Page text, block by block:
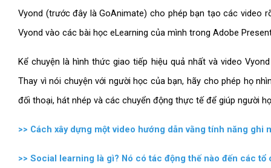
Vyond (trước đây là GoAnimate) cho phép bạn tạo các video
Vyond vào các bài học eLearning của mình trong Adobe
Kể chuyện là hình thức giao tiếp hiệu quả nhất và video
Thay vì nói chuyện với người học của bạn, hãy cho phép họ
đối thoại, hát nhép và các chuyển động thực tế để giúp người
>> Cách xây dựng một video hướng dẫn vằng tính năng ghi
>> Social learning là gì? Nó có tác động thế nào đến các tổ